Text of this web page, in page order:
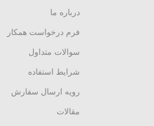
درباره ما
فرم درخواست همکار
سوالات متداول
شرایط استفاده
رویه ارسال سفارش
مقالات